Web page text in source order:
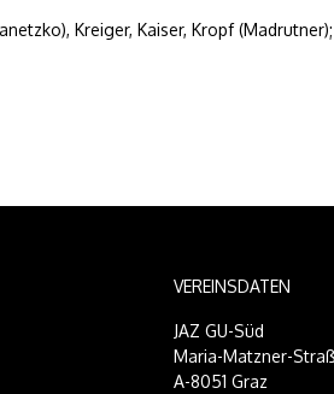
Kreiger, Kaiser, Kropf
VEREINSDATEN
JAZ GU-Süd
Maria-Matzner-
A-8051 Graz